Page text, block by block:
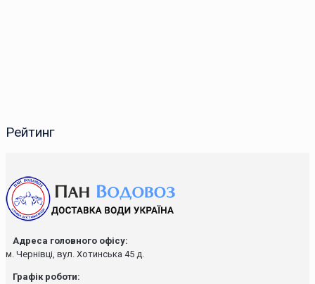
Рейтинг
Адреса головного офісу:
м. Чернівці, вул. Хотинська 45 д.
Графік роботи: